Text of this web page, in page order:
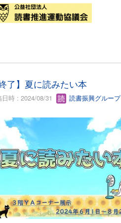
了】夏に読みたい本
日時 : 2024/08/31 読書振興グループ